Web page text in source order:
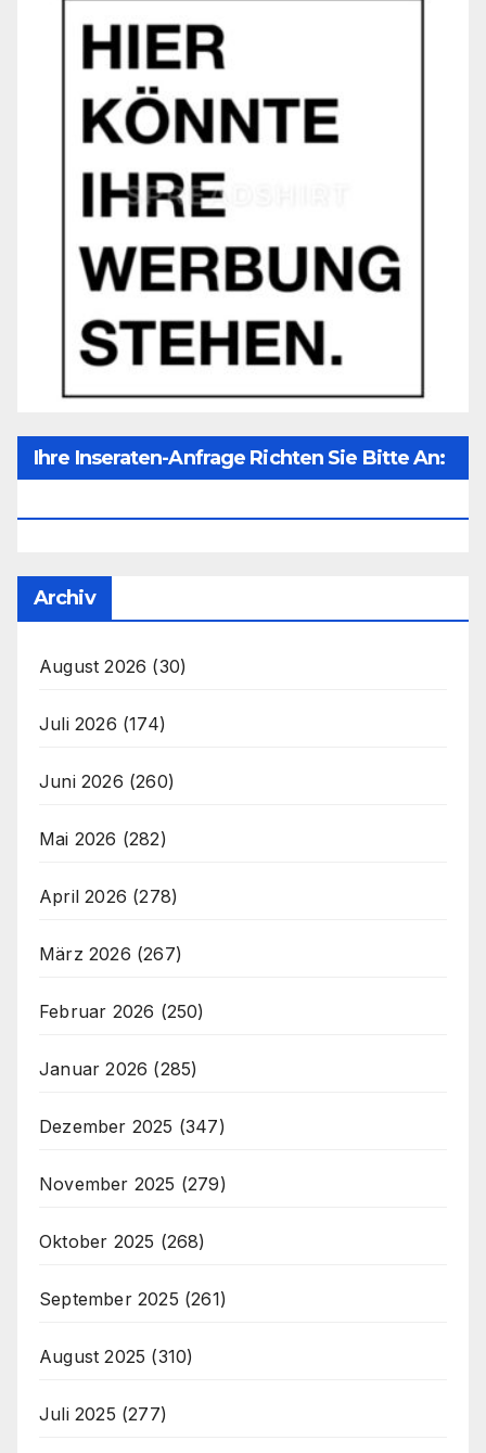
Ihre Inseraten-Anfrage Richten Sie Bitte An:
Archiv
August 2026 (30)
Juli 2026 (174)
Juni 2026 (260)
Mai 2026 (282)
April 2026 (278)
März 2026 (267)
Februar 2026 (250)
Januar 2026 (285)
Dezember 2025 (347)
November 2025 (279)
Oktober 2025 (268)
September 2025 (261)
August 2025 (310)
Juli 2025 (277)